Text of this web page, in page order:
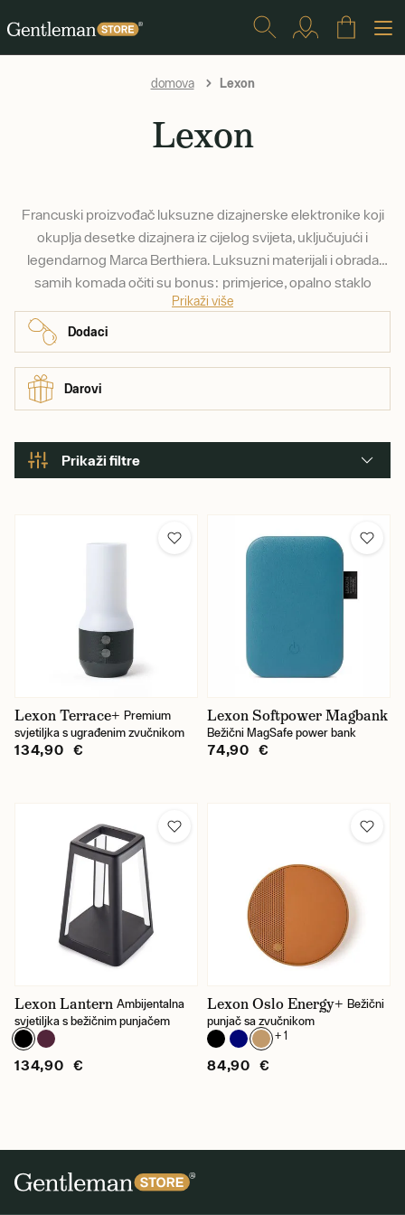
domova Lexon
Lexon
Francuski proizvođač luksuzne dizajnerske elektronike koji
okuplja desetke dizajnera iz cijelog svijeta, uključujući i
legendarnog Marca Berthiera. Luksuzni materijali i obrada
samih komada očiti su bonus: primjerice, opalno staklo
naširoko se koristi u svjetiljkama, dok ćete drugdje pronaći
izdržljivi polirani aluminij, koji dobro poznajete iz Appleovih
proizvoda.
Prikaži više
Dodaci
Darovi
Prikaži filtre
Lexon Terrace+ Premium
svjetiljka s ugrađenim zvučnikom
134,90 €
Lexon Softpower Magbank
Bežični MagSafe power bank
74,90 €
Lexon Lantern Ambijentalna
svjetiljka s bežičnim punjačem
134,90 €
Lexon Oslo Energy+ Bežični
punjač sa zvučnikom
+ 1
84,90 €